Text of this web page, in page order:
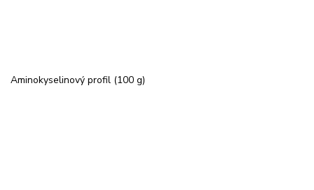
Aminokyselinový profil (100 g)